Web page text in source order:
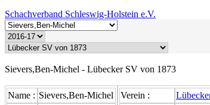
Schachverband Schleswig-Holstein e.V.
Sievers,Ben-Michel - Lübecker SV von 1873
Name : Sievers,Ben-Michel
Verein :